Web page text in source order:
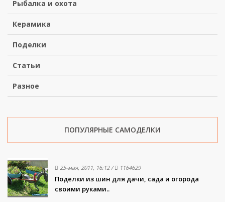
Рыбалка и охота
Керамика
Поделки
Статьи
Разное
ПОПУЛЯРНЫЕ САМОДЕЛКИ
25-мая, 2011, 16:12/ 1164629
Поделки из шин для дачи, сада и огорода
своими руками..